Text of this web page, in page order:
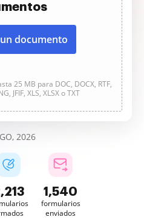
documento
25 MB para DOC, DOCX, RTF,
JFIF, XLS, XLSX o TXT
2026
1,540
formularios
enviados